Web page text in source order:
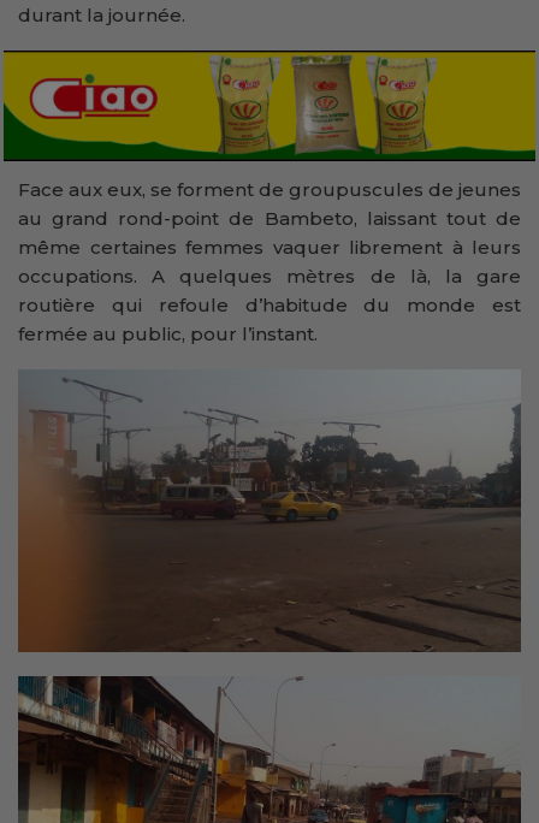
durant la journée.
Face aux eux, se forment de groupuscules de jeunes
au grand rond-point de Bambeto, laissant tout de
même certaines femmes vaquer librement à leurs
occupations. A quelques mètres de là, la gare
routière qui refoule d’habitude du monde est
fermée au public, pour l’instant.